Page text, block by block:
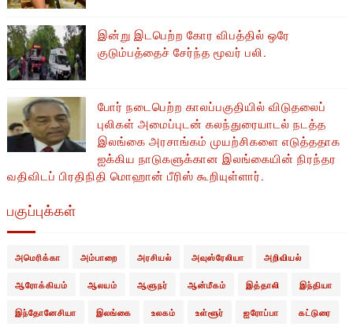
இன்று இடபெற்ற கோர விபத்தில் ஒரே
குடும்பத்தைச் சேர்ந்த மூவர் பலி.
போர் நடைபெற்ற காலப்பகுதியில் ​​விடுதலைப்
புலிகள் அமைப்புடன் கலந்துரையாடல் நடத்த
இலங்கை அரசாங்கம் முயற்சிகளை எடுத்ததாக
ஐக்கிய நாடுகளுக்கான இலங்கையின் நிரந்தர
வதிவிடப் பிரதிநிதி மொஹான் பீரிஸ் கூறியுள்ளார்.
பகுப்புக்கள்
அமெரிக்கா அம்பாறை அரசியல் அவுஸ்ரேலியா அறிவியல்
ஆரோக்கியம் ஆலயம் ஆளுநர் ஆன்மீகம் இத்தாலி இந்தியா
இந்தோனேசியா இலங்கை உலகம் உள்ளூர் ஐரோப்பா கட்டுரை